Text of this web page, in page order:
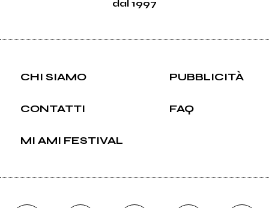
dal 1997
CHI SIAMO PUBBLICITÀ
CONTATTI FAQ
MI AMI FESTIVAL